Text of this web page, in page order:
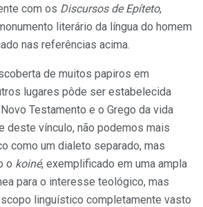
com os Discursos de Epíteto,
literário da língua do homem
nas referências acima.
de muitos papiros em
lugares pôde ser estabelecida
Testamento e o Grego da vida
deste vínculo, não podemos mais
como um dialeto separado, mas
o koiné, exemplificado em uma ampla
para o interesse teológico, mas
linguístico completamente vasto